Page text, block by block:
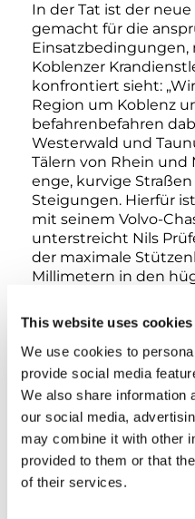
This website uses cookies
We use cookies to
provide social media
We also share information
our social media,
may combine it with other
provided to them or that
of their services.
In der Tat ist der neue
gemacht für die
Einsatzbedingungen,
Koblenzer
konfrontiert sieht:
Region um Koblenz
befahrenbefahren
Westerwald und
Tälern von Rhein
enge, kurvige
Steigungen. Hierfür
mit seinem Volvo-
unterstreicht Nils
der maximale
Millimetern in den
einfachereeinfachere
Fahrgenehmigungen
ihn überzeugt. Und
neue Tadano HK mit
fünf Abstützbasen
vieler LKW-
Kranen wett.